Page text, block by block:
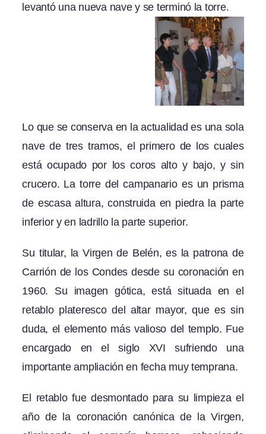
levantó una nueva nave y se terminó la torre.
Lo que se conserva en la actualidad es una sola
nave de tres tramos, el primero de los cuales
está ocupado por los coros alto y bajo, y sin
crucero. La torre del campanario es un prisma
de escasa altura, construida en piedra la parte
inferior y en ladrillo la parte superior.
Su titular, la Virgen de Belén, es la patrona de
Carrión de los Condes desde su coronación en
1960. Su imagen gótica, está situada en el
retablo plateresco del altar mayor, que es sin
duda, el elemento más valioso del templo. Fue
encargado en el siglo XVI sufriendo una
importante ampliación en fecha muy temprana.
El retablo fue desmontado para su limpieza el
año de la coronación canónica de la Virgen,